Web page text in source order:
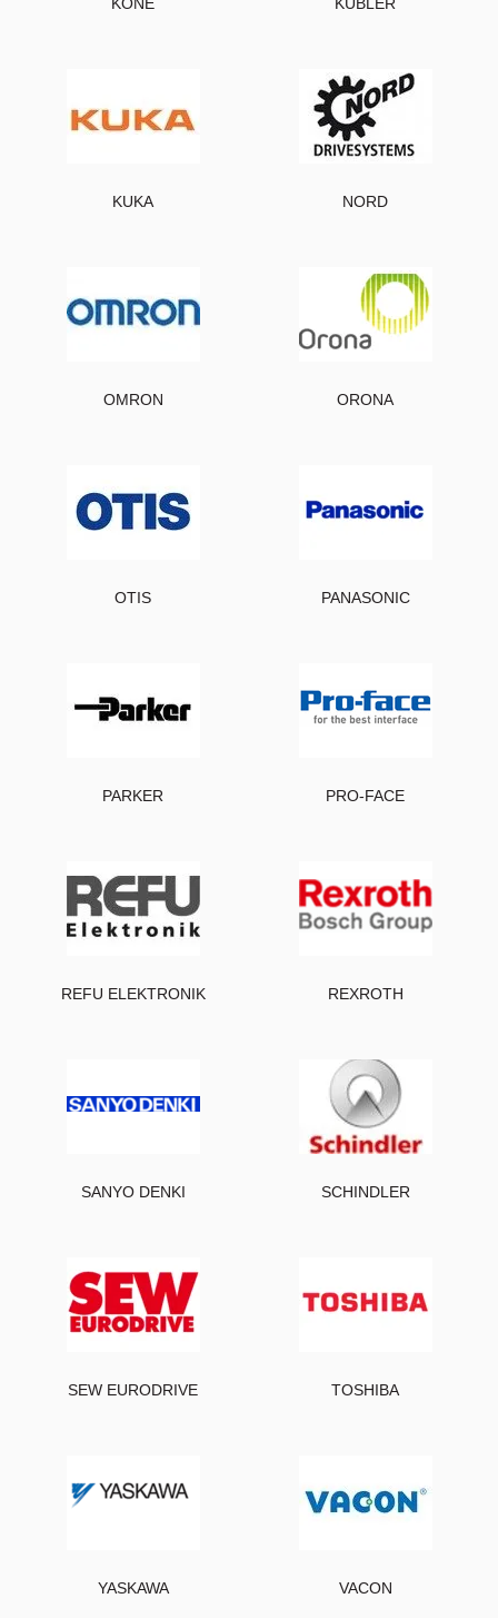
KUKA NORD
OMRON ORONA
OTIS PANASONIC
PARKER PRO-FACE
REFU ELEKTRONIK REXROTH
SANYO DENKI SCHINDLER
SEW EURODRIVE TOSHIBA
YASKAWA VACON